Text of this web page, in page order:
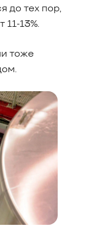
до тех пор,
13%.
тоже